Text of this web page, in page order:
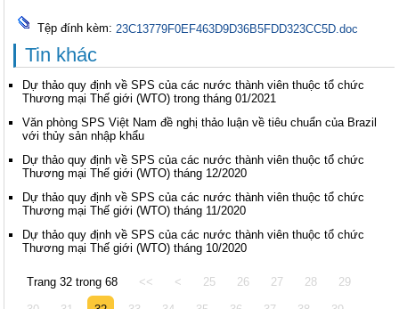
Tệp đính kèm: 23C13779F0EF463D9D36B5FDD323CC5D.doc
Tin khác
Dự thảo quy định về SPS của các nước thành viên thuộc tổ chức
Thương mại Thế giới (WTO) trong tháng 01/2021
Văn phòng SPS Việt Nam đề nghị thảo luận về tiêu chuẩn của Brazil
với thủy sản nhập khẩu
Dự thảo quy định về SPS của các nước thành viên thuộc tổ chức
Thương mại Thế giới (WTO) tháng 12/2020
Dự thảo quy định về SPS của các nước thành viên thuộc tổ chức
Thương mại Thế giới (WTO) tháng 11/2020
Dự thảo quy định về SPS của các nước thành viên thuộc tổ chức
Thương mại Thế giới (WTO) tháng 10/2020
Trang 32 trong 68 << < 25 26 27 28 29